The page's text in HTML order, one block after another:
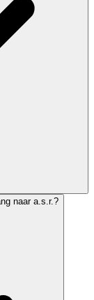
naar a.s.r.?